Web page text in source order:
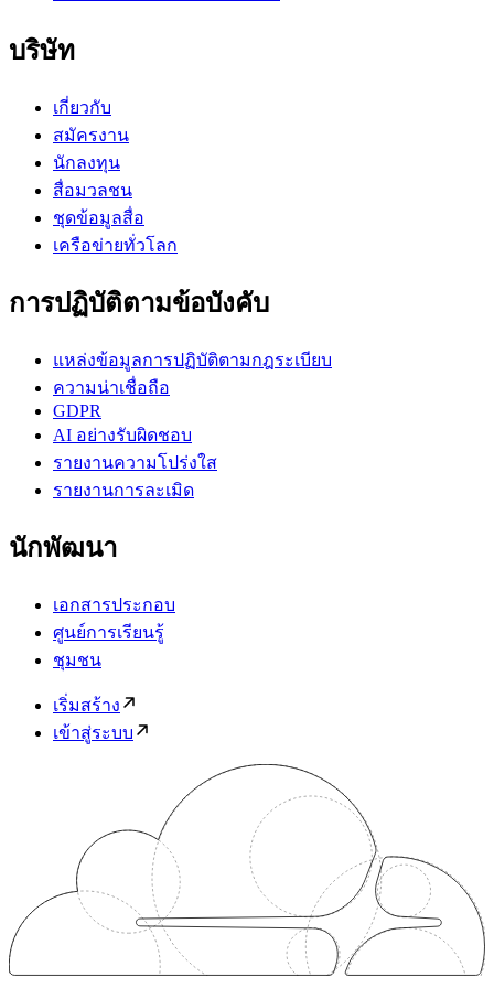
บริษัท
เกี่ยวกับ
สมัครงาน
นักลงทุน
สื่อมวลชน
ชุดข้อมูลสื่อ
เครือข่ายทั่วโลก
การปฏิบัติตามข้อบังคับ
แหล่งข้อมูลการปฏิบัติตามกฎระเบียบ
ความน่าเชื่อถือ
GDPR
AI อย่างรับผิดชอบ
รายงานความโปร่งใส
รายงานการละเมิด
นักพัฒนา
เอกสารประกอบ
ศูนย์การเรียนรู้
ชุมชน
เริ่มสร้าง
เข้าสู่ระบบ